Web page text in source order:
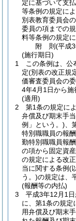
定に基づいて支
等条例の規定に
別表教育委員会
委員の項までの
料等条例の規定
附 則(平成
(施行期日)
1
この条例は、公
定(別表の改正規
価審査委員会の
4年4月1日から施
(適用)
2
第1条の規定に
弁償及び期末手
例」という。)
特別職職員の報
勤特別職職員報
の項から固定資
の規定による改
当に関する条例(
う。)の規定は、
(報酬等の内払)
3
平成3年12月1
に、第1条の規定
用弁償及び期末